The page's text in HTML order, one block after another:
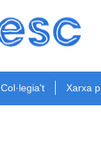
Col·legia't Xarxa